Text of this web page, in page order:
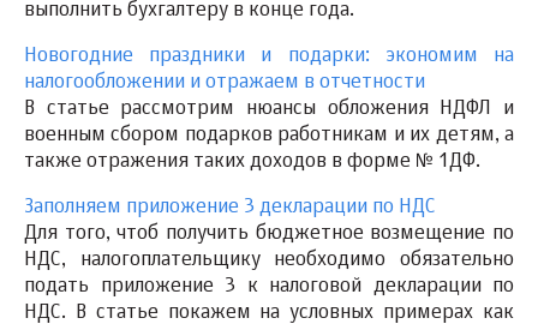
выполнить бухгалтеру в конце года.
Новогодние праздники и подарки: экономим на
налогообложении и отражаем в отчетности
В статье рассмотрим нюансы обложения НДФЛ и
военным сбором подарков работникам и их детям, а
также отражения таких доходов в форме № 1ДФ.
Заполняем приложение 3 декларации по НДС
Для того, чтоб получить бюджетное возмещение по
НДС, налогоплательщику необходимо обязательно
подать приложение 3 к налоговой декларации по
НДС. В статье покажем на условных примерах как